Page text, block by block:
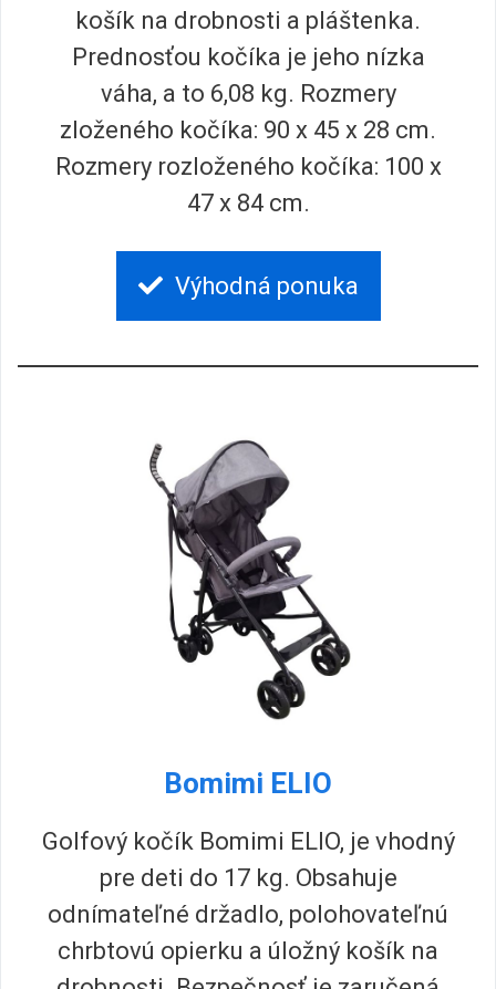
košík na drobnosti a pláštenka.
Prednosťou kočíka je jeho nízka
váha, a to 6,08 kg. Rozmery
zloženého kočíka: 90 x 45 x 28 cm.
Rozmery rozloženého kočíka: 100 x
47 x 84 cm.
Výhodná ponuka
Bomimi ELIO
Golfový kočík Bomimi ELIO, je vhodný
pre deti do 17 kg. Obsahuje
odnímateľné držadlo, polohovateľnú
chrbtovú opierku a úložný košík na